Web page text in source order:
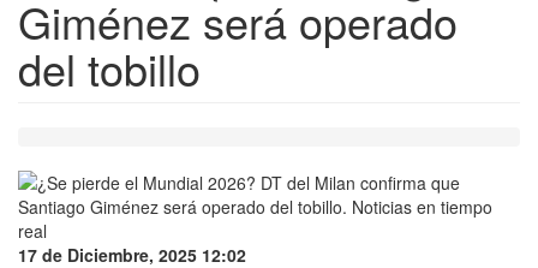
Giménez será operado
del tobillo
17 de Diciembre, 2025 12:02